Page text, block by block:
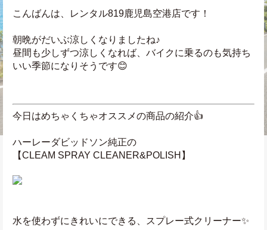
こんばんは、レンタル819鹿児島空港店です！
朝晩がだいぶ涼しくなりましたね♪
昼間も少しずつ涼しくなれば、バイクに乗るのも気持ち
いい季節になりそうです😊
今日はめちゃくちゃオススメの商品の紹介👍
ハーレーダビッドソン純正の
【CLEAM SPRAY CLEANER&POLISH】
水を使わずにきれいにできる、スプレー式クリーナー✨